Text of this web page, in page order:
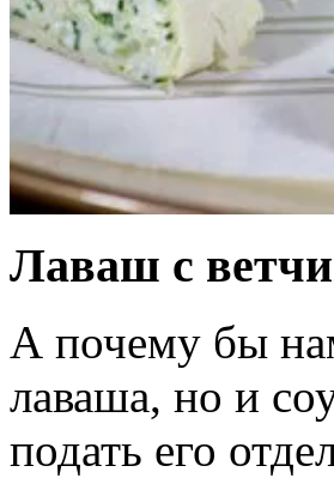
Лаваш с
А почему бы
лаваша, но и
подать его